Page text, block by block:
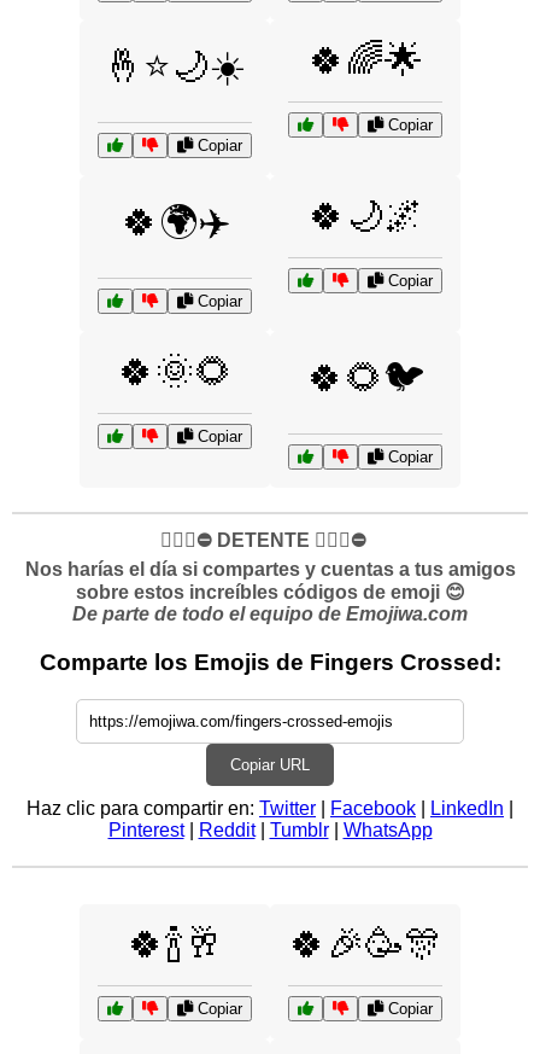
🤞⭐🌙☀️
Copiar
🍀🌈🌟
Copiar
🍀🌍✈️
Copiar
🍀🌙🌌
Copiar
🍀🌞🌻
Copiar
🍀🌻🐦
Copiar
✋🏻🛑⛔️ DETENTE ✋🏻🛑⛔️
Nos harías el día si compartes y cuentas a tus amigos
sobre estos increíbles códigos de emoji 😊
De parte de todo el equipo de Emojiwa.com
Comparte los Emojis de Fingers Crossed:
Copiar URL
Haz clic para compartir en: Twitter Facebook LinkedIn
Pinterest| Reddit| Tumblr| WhatsApp
🍀🍾🥂
Copiar
🍀🎉🥳🎊
Copiar